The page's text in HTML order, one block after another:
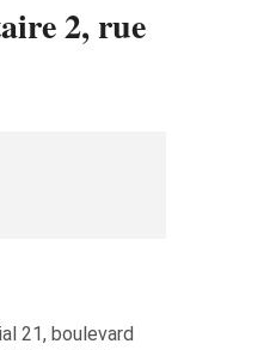
2, rue
21, boulevard